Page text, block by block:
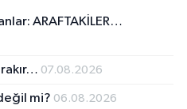
ARAFTAKİLER…
07.08.2026
mi? 06.08.2026